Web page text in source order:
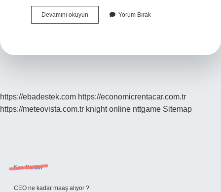
Devamını okuyun
Tüzüğü
Yorum Bırak
https://ebadestek.com https://economicrentacar.com.tr
https://meteovista.com.tr knight online nttgame Sitemap
Sidebar
Son Yazılar
CEO ne kadar maaş alıyor ?